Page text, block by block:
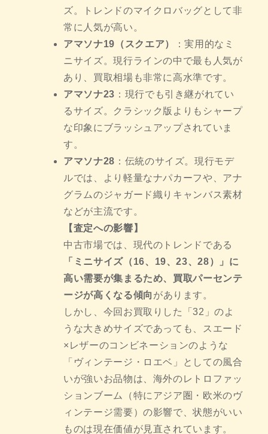
ズ。トレンドのマイクロバッグとして非
常に人気が高い。
アマソナ19（スクエア）
：実用的なミ
ニサイズ。現行ラインの中で最も人気が
あり、買取相場も非常に高水準です。
アマソナ23 ：現行でも引き継がれてい
るサイズ。クラシック版よりもシャープ
な印象にブラッシュアップされていま
す。
アマソナ28 ：伝統のサイズ。現行モデ
ルでは、より軽量なナパカーフや、アナ
グラムのジャガード織りキャンバス素材
などが主流です。
【査定への影響】
中古市場では、現代のトレンドである
「ミニサイズ（16、19、23、28）」に
高い需要が集まるため、買取パーセンテ
ージが高くなる傾向 があります。
しかし、今回お買取りした「32」のよ
うな大きめサイズであっても、スエード
×レザーのコンビネーションのような
「ヴィンテージ・ロエベ」としての風合
いが強いお品物は、海外のレトロファッ
ションブーム（特にアジア圏・欧米のヴ
ィンテージ需要）の影響で、状態がいい
ものは現在価値が見直されています。